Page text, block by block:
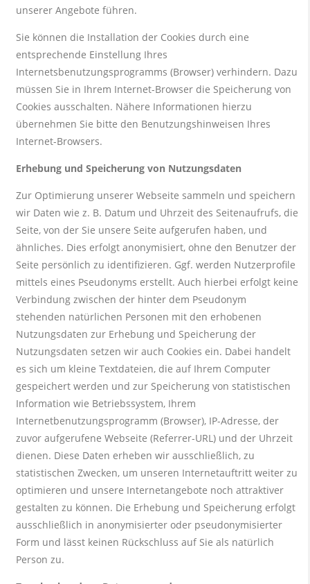
unserer Angebote führen.
Sie können die Installation der Cookies durch eine
entsprechende Einstellung Ihres
Internetsbenutzungsprogramms (Browser) verhindern. Dazu
müssen Sie in Ihrem Internet-Browser die Speicherung von
Cookies ausschalten. Nähere Informationen hierzu
übernehmen Sie bitte den Benutzungshinweisen Ihres
Internet-Browsers.
Erhebung und Speicherung von Nutzungsdaten
Zur Optimierung unserer Webseite sammeln und speichern
wir Daten wie z. B. Datum und Uhrzeit des Seitenaufrufs, die
Seite, von der Sie unsere Seite aufgerufen haben, und
ähnliches. Dies erfolgt anonymisiert, ohne den Benutzer der
Seite persönlich zu identifizieren. Ggf. werden Nutzerprofile
mittels eines Pseudonyms erstellt. Auch hierbei erfolgt keine
Verbindung zwischen der hinter dem Pseudonym
stehenden natürlichen Personen mit den erhobenen
Nutzungsdaten zur Erhebung und Speicherung der
Nutzungsdaten setzen wir auch Cookies ein. Dabei handelt
es sich um kleine Textdateien, die auf Ihrem Computer
gespeichert werden und zur Speicherung von statistischen
Information wie Betriebssystem, Ihrem
Internetbenutzungsprogramm (Browser), IP-Adresse, der
zuvor aufgerufene Webseite (Referrer-URL) und der Uhrzeit
dienen. Diese Daten erheben wir ausschließlich, zu
statistischen Zwecken, um unseren Internetauftritt weiter zu
optimieren und unsere Internetangebote noch attraktiver
gestalten zu können. Die Erhebung und Speicherung erfolgt
ausschließlich in anonymisierter oder pseudonymisierter
Form und lässt keinen Rückschluss auf Sie als natürlich
Person zu.